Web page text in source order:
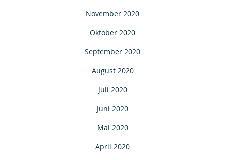
November 2020
Oktober 2020
September 2020
August 2020
Juli 2020
Juni 2020
Mai 2020
April 2020